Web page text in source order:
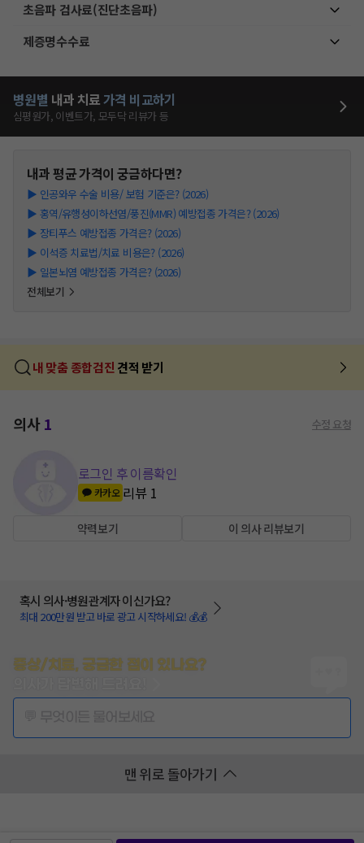
초음파 검사료(진단초음파)
제증명수수료
병원별 내과 치료가격 비교하기
심평원가, 이벤트가, 모두닥 리뷰가 등
내과평균 가격이 궁금하다면?
▶ 인공와우 수술 비용/ 보험 기준은? (2026)
▶ 홍역/유행성이하선염/풍진(MMR) 예방접종 가격은? (2026)
▶ 장티푸스 예방접종 가격은? (2026)
▶ 이석증 치료법/치료 비용은? (2026)
▶ 일본뇌염 예방접종 가격은? (2026)
전체보기
내 맞춤 종합검진 견적 받기
의사1 수정 요청
로그인 후 이름확인
카카오 리뷰 1
약력보기 이 의사 리뷰보기
혹시 의사·병원관계자 이신가요?
최대 200만원 받고 바로 광고 시작하세요! 💰💰
증상/치료, 궁금한 점이 있나요?
맨 위로 돌아가기